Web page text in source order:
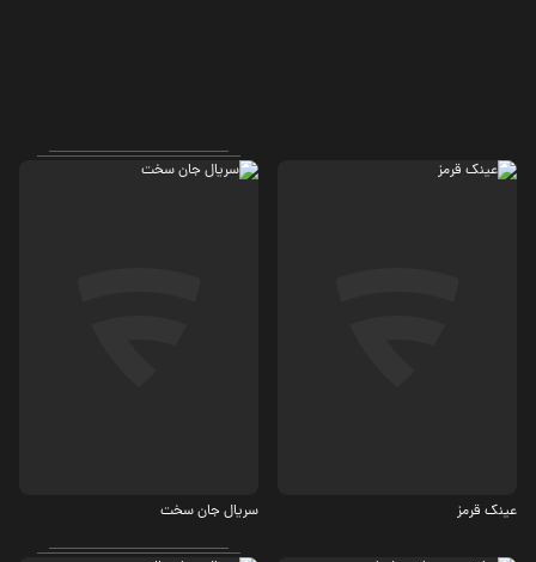
عینک قرمز سریال جان سخت